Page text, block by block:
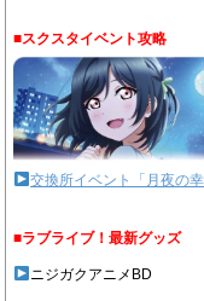
■スクスタイベント攻略
交換所イベント「月夜の
■ラブライブ！最新グッズ
ニジガクアニメBD